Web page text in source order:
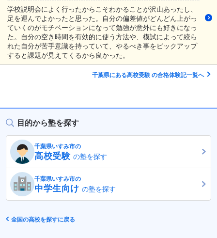
学校説明会によく行ったからこそわかることが沢山あったし、
足を運んでよかったと思った。自分の偏差値がどんどん上がっ
ていくのがモチベーションになって勉強が意外にも好きになっ
た。自分の空き時間を有効的に使う方法や、模試によって絞ら
れた自分が苦手意識を持っていて、やるべき事をピックアップ
すると課題が見えてくるから良かった。
千葉県にある高校受験 の合格体験記一覧へ
目的から塾を探す
千葉県いすみ市の
高校受験 の塾を探す
千葉県いすみ市の
中学生向けの塾を探す
全国の高校を探すに戻る